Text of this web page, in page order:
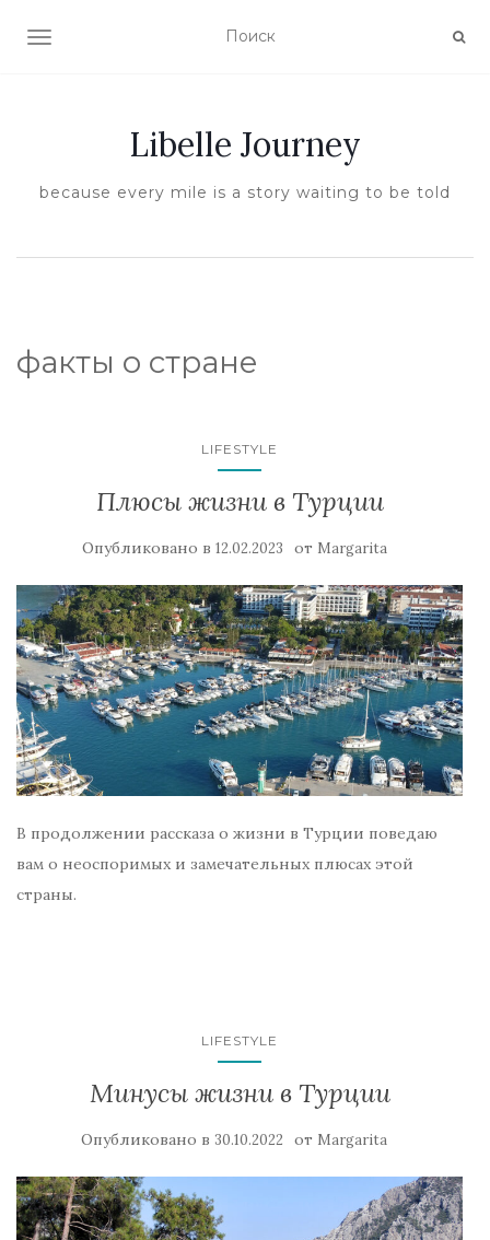
ПОКАЗАТЬ/СКРЫТЬ НАВИГАЦИЮ
Libelle Journey
because every mile is a story waiting to be told
факты о стране
LIFESTYLE
Плюсы жизни в Турции
Опубликовано в 12.02.2023 от Margarita
В продолжении рассказа о жизни в Турции поведаю
вам о неоспоримых и замечательных плюсах этой
страны.
LIFESTYLE
Минусы жизни в Турции
Опубликовано в 30.10.2022 от Margarita